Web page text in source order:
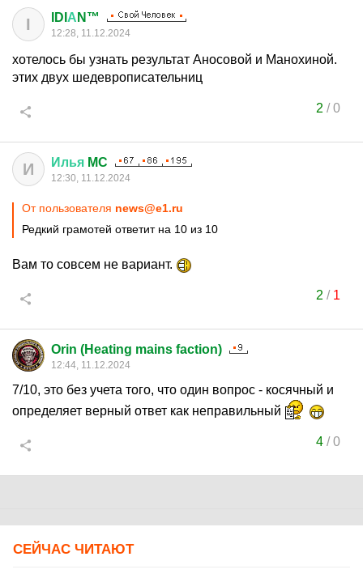
I IDI А N™
12:28, 11.12.2024
хотелось бы узнать результат Аносовой и Манохиной.
этих двух шедеврописательниц
2 /0
И Илья MC
12:30, 11.12.2024
От пользователя news@e1.ru
Редкий грамотей ответит на 10 из 10
Вам то совсем не вариант.
2 / 1
Orin (Heating mains faction)
12:44, 11.12.2024
7/10, это без учета того, что один вопрос - косячный и
определяет верный ответ как неправильный
4/0
СЕЙЧАС ЧИТАЮТ